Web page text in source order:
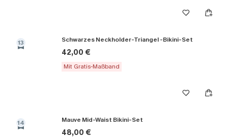
13 Schwarzes Neckholder-Triangel -Bikini-Set
42,00 €
Mit Gratis-Maßband
14 Mauve Mid-Waist Bikini-Set
48,00 €